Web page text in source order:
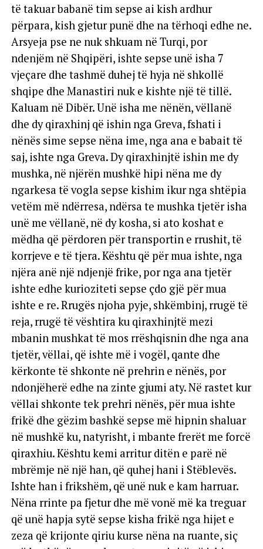
të takuar babanë tim sepse ai kish ardhur
përpara, kish gjetur punë dhe na tërhoqi edhe ne.
Arsyeja pse ne nuk shkuam në Turqi, por
ndenjëm në Shqipëri, ishte sepse unë isha 7
vjeçare dhe tashmë duhej të hyja në shkollë
shqipe dhe Manastiri nuk e kishte një të tillë.
Kaluam në Dibër. Unë isha me nënën, vëllanë
dhe dy qiraxhinj që ishin nga Greva, fshati i
nënës sime sepse nëna ime, nga ana e babait të
saj, ishte nga Greva. Dy qiraxhinjtë ishin me dy
mushka, në njërën mushkë hipi nëna me dy
ngarkesa të vogla sepse kishim ikur nga shtëpia
vetëm më ndërresa, ndërsa te mushka tjetër isha
unë me vëllanë, në dy kosha, si ato koshat e
mëdha që përdoren për transportin e rrushit, të
korrjeve e të tjera. Kështu që për mua ishte, nga
njëra anë një ndjenjë frike, por nga ana tjetër
ishte edhe kurioziteti sepse çdo gjë për mua
ishte e re. Rrugës njoha pyje, shkëmbinj, rrugë të
reja, rrugë të vështira ku qiraxhinjtë mezi
mbanin mushkat të mos rrëshqisnin dhe nga ana
tjetër, vëllai, që ishte më i vogël, qante dhe
kërkonte të shkonte në prehrin e nënës, por
ndonjëherë edhe na zinte gjumi aty. Në rastet kur
vëllai shkonte tek prehri nënës, për mua ishte
frikë dhe gëzim bashkë sepse më hipnin shaluar
në mushkë ku, natyrisht, i mbante frerët me forcë
qiraxhiu. Kështu kemi arritur ditën e parë në
mbrëmje në një han, që quhej hani i Stëblevës.
Ishte han i frikshëm, që unë nuk e kam harruar.
Nëna rrinte pa fjetur dhe më vonë më ka treguar
që unë hapja sytë sepse kisha frikë nga hijet e
zeza që krijonte qiriu kurse nëna na ruante, siç